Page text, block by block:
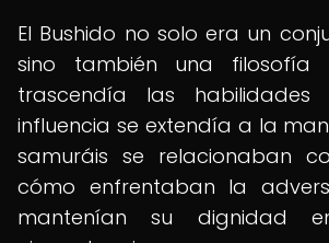
El Bushido no solo era un
sino también una
trascendía las habilidades
influencia se extendía a la
samuráis se relacionaban
cómo enfrentaban la
mantenían su dignidad